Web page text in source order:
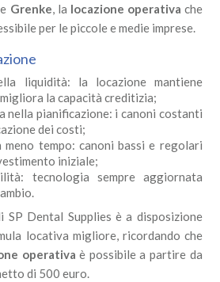
Grenke , la locazione operativa che
per le piccole e medie imprese.
liquidità: la locazione mantiene
la capacità creditizia;
nella pianificazione: i canoni costanti
dei costi;
meno tempo: canoni bassi e regolari
iniziale;
tecnologia sempre aggiornata
SP Dental Supplies è a disposizione
locativa migliore, ricordando che
operativa è possibile a partire da
di 500 euro.